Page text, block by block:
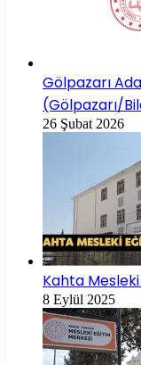
Gölpazarı
(Gölpazarı/
26 Şubat 2026
Kahta
8 Eylül 2025